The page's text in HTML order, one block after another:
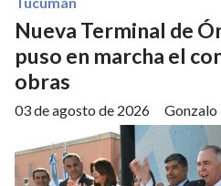
Nueva Terminal de
puso en marcha el
obras
03 de agosto de 2026